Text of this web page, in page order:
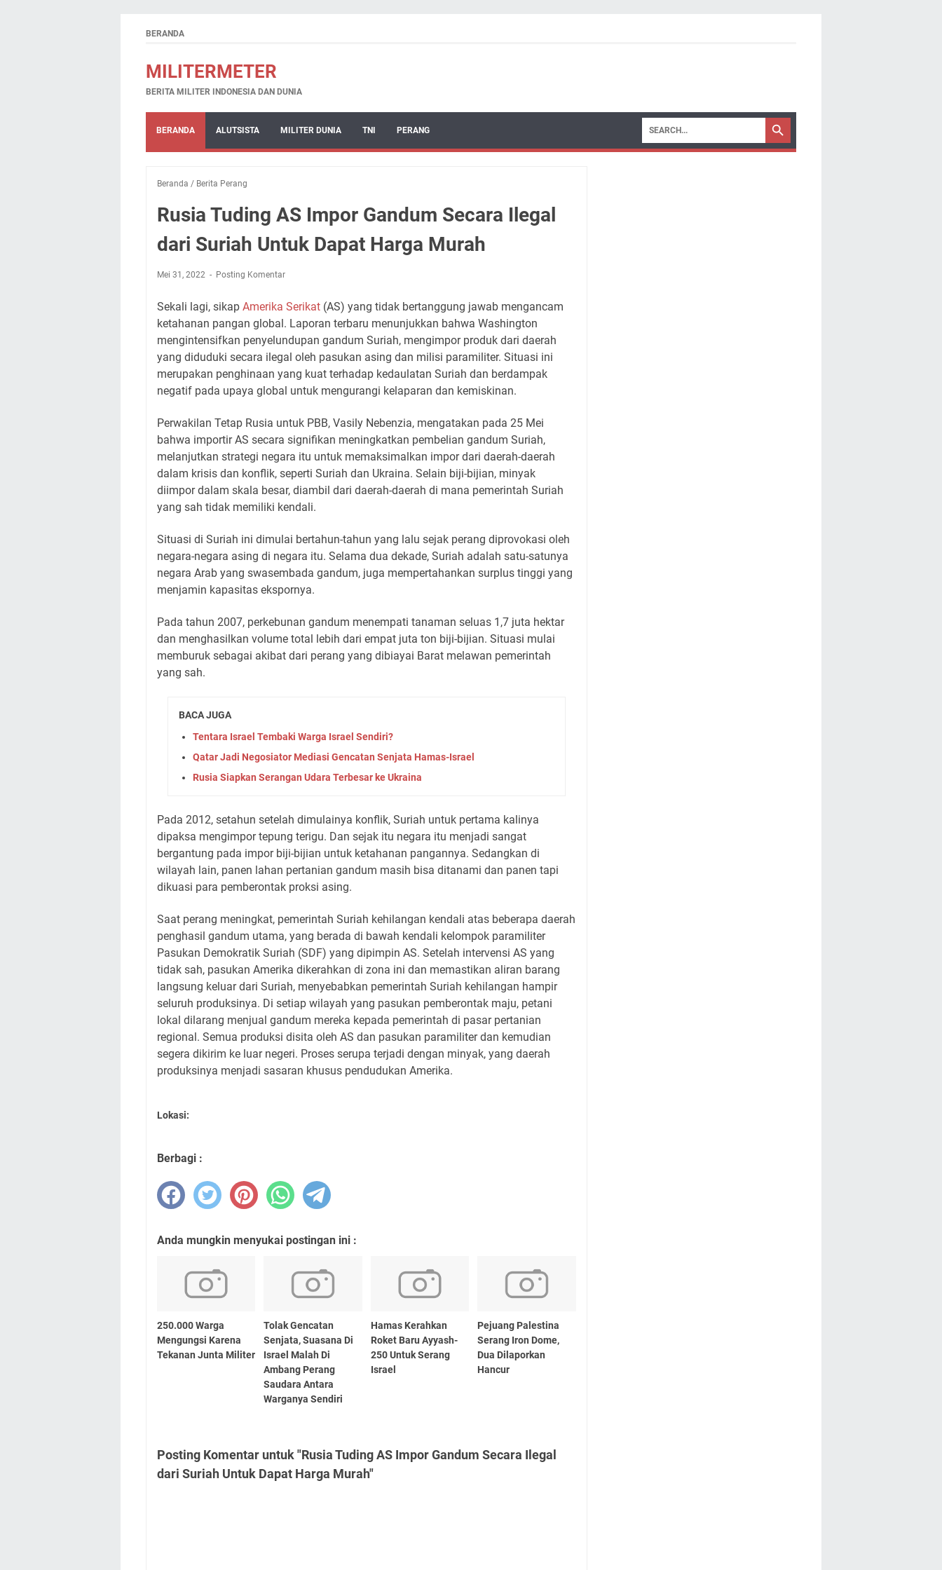
BERANDA
MILITERMETER
BERITA MILITER INDONESIA DAN DUNIA
BERANDA ALUTSISTA MILITER DUNIA TNI PERANG
Beranda / Berita Perang
Rusia Tuding AS Impor Gandum Secara Ilegal
dari Suriah Untuk Dapat Harga Murah
Mei 31, 2022 Posting Komentar
Sekali lagi, sikap Amerika Serikat (AS) yang tidak bertanggung jawab mengancam
ketahanan pangan global. Laporan terbaru menunjukkan bahwa Washington
mengintensifkan penyelundupan gandum Suriah, mengimpor produk dari daerah
yang diduduki secara ilegal oleh pasukan asing dan milisi paramiliter. Situasi ini
merupakan penghinaan yang kuat terhadap kedaulatan Suriah dan berdampak
negatif pada upaya global untuk mengurangi kelaparan dan kemiskinan.
Perwakilan Tetap Rusia untuk PBB, Vasily Nebenzia, mengatakan pada 25 Mei
bahwa importir AS secara signifikan meningkatkan pembelian gandum Suriah,
melanjutkan strategi negara itu untuk memaksimalkan impor dari daerah-daerah
dalam krisis dan konflik, seperti Suriah dan Ukraina. Selain biji-bijian, minyak
diimpor dalam skala besar, diambil dari daerah-daerah di mana pemerintah Suriah
yang sah tidak memiliki kendali.
Situasi di Suriah ini dimulai bertahun-tahun yang lalu sejak perang diprovokasi oleh
negara-negara asing di negara itu. Selama dua dekade, Suriah adalah satu-satunya
negara Arab yang swasembada gandum, juga mempertahankan surplus tinggi yang
menjamin kapasitas ekspornya.
Pada tahun 2007, perkebunan gandum menempati tanaman seluas 1,7 juta hektar
dan menghasilkan volume total lebih dari empat juta ton biji-bijian. Situasi mulai
memburuk sebagai akibat dari perang yang dibiayai Barat melawan pemerintah
yang sah.
BACA JUGA
Tentara Israel Tembaki Warga Israel Sendiri?
Qatar Jadi Negosiator Mediasi Gencatan Senjata Hamas-Israel
Rusia Siapkan Serangan Udara Terbesar ke Ukraina
Pada 2012, setahun setelah dimulainya konflik, Suriah untuk pertama kalinya
dipaksa mengimpor tepung terigu. Dan sejak itu negara itu menjadi sangat
bergantung pada impor biji-bijian untuk ketahanan pangannya. Sedangkan di
wilayah lain, panen lahan pertanian gandum masih bisa ditanami dan panen tapi
dikuasi para pemberontak proksi asing.
Saat perang meningkat, pemerintah Suriah kehilangan kendali atas beberapa daerah
penghasil gandum utama, yang berada di bawah kendali kelompok paramiliter
Pasukan Demokratik Suriah (SDF) yang dipimpin AS. Setelah intervensi AS yang
tidak sah, pasukan Amerika dikerahkan di zona ini dan memastikan aliran barang
langsung keluar dari Suriah, menyebabkan pemerintah Suriah kehilangan hampir
seluruh produksinya. Di setiap wilayah yang pasukan pemberontak maju, petani
lokal dilarang menjual gandum mereka kepada pemerintah di pasar pertanian
regional. Semua produksi disita oleh AS dan pasukan paramiliter dan kemudian
segera dikirim ke luar negeri. Proses serupa terjadi dengan minyak, yang daerah
produksinya menjadi sasaran khusus pendudukan Amerika.
Lokasi:
Berbagi :
Anda mungkin menyukai postingan ini :
250.000 Warga
Mengungsi Karena
Tekanan Junta Militer
Tolak Gencatan
Senjata, Suasana Di
Israel Malah Di
Ambang Perang
Saudara Antara
Warganya Sendiri
Hamas Kerahkan
Roket Baru Ayyash-
250 Untuk Serang
Israel
Pejuang Palestina
Serang Iron Dome,
Dua Dilaporkan
Hancur
Posting Komentar untuk "Rusia Tuding AS Impor Gandum Secara Ilegal
dari Suriah Untuk Dapat Harga Murah"